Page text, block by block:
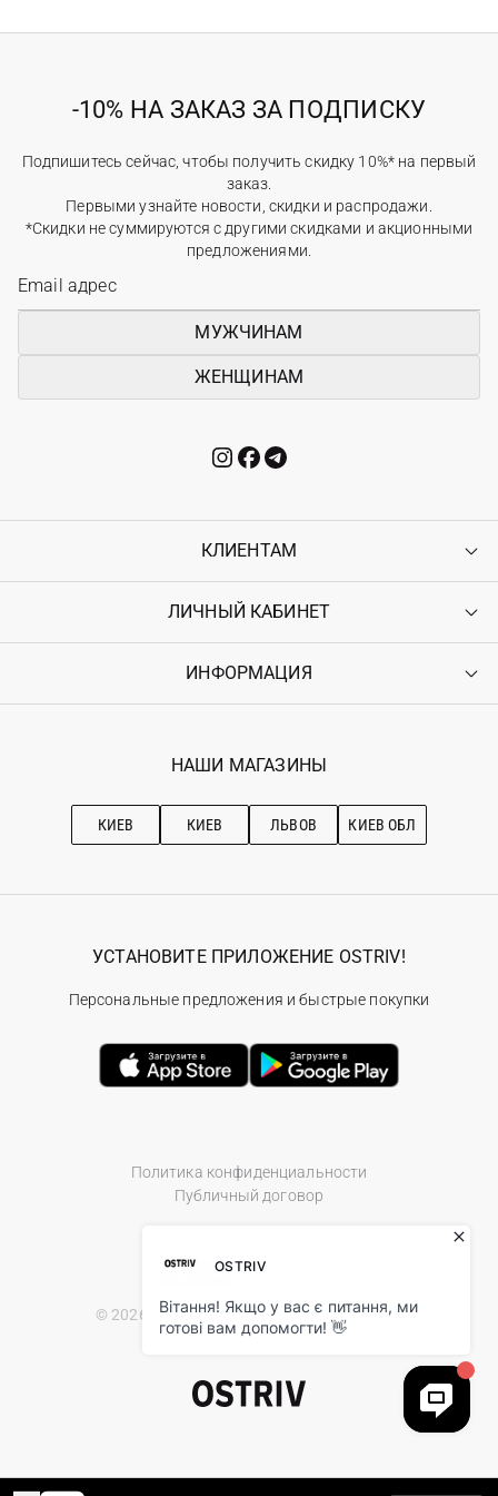
-10% НА ЗАКАЗ ЗА ПОДПИСКУ
Подпишитесь сейчас, чтобы получить скидку 10%* на первый
заказ.
Первыми узнайте новости, скидки и распродажи.
*Скидки не суммируются с другими скидками и акционными
предложениями.
МУЖЧИНАМ
ЖЕНЩИНАМ
КЛИЕНТАМ
Контакты
Возврат
Гарантия
ЛИЧНЫЙ КАБИНЕТ
Войти
Ostriv Club+
ИНФОРМАЦИЯ
Наши магазини
Рекомендации по уходу
НАШИ МАГАЗИНЫ
КИЕВ КИЕВ ЛЬВОВ КИЕВ ОБЛ
Политика конфиденциальности
Публичный договор
© 2026 Ostriv.ua Store. All Rights Reserved.
УСТАНОВИТЕ ПРИЛОЖЕНИЕ OSTRIV!
Персональные предложения и быстрые покупки